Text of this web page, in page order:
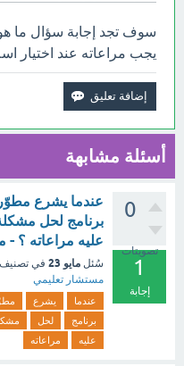
سوف تجد إجابة سؤال ما
يجب مراعاته عند اختيار
أسئلة مشابهة
0
تصويتات
1
إجابة
عندما يشرع
برنامج لحل
عليه مراعاته ؟ -
سُئل مايو 23 في تصنيف
مستشار تعليمي
عندما يشرع
برنامج
لحل
عليه
مراعاته